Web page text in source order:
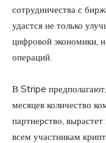
сотрудничества с
удастся не только
цифровой экономики,
операций.
В Stripe
месяцев количество
партнерство,
всем участникам